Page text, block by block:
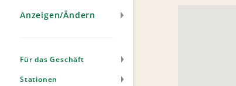
Anzeigen/Ändern
Für das Geschäft
Stationen